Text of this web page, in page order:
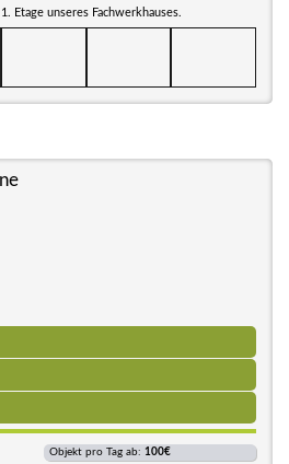
Etage unseres Fachwerkhauses.
Objekt pro Tag ab: 100€